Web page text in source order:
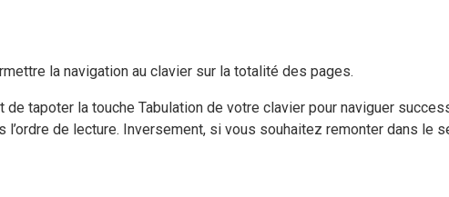
la navigation au clavier sur la totalité des pages.
tapoter la touche Tabulation de votre clavier pour naviguer
l’ordre de lecture. Inversement, si vous souhaitez remonter dans le